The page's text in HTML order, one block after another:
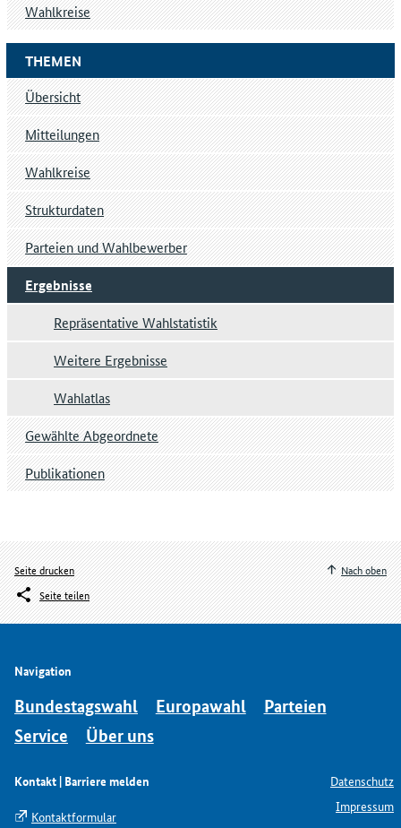
THEMEN
Übersicht
Mitteilungen
Wahlkreise
Strukturdaten
Parteien und Wahlbewerber
Ergebnisse
Repräsentative Wahlstatistik
Weitere Ergebnisse
Wahlatlas
Gewählte Abgeordnete
Publikationen
Wahlkreise
Seite drucken
Seite teilen
Nach oben
Navigation
Bundestagswahl Europawahl
Parteien
Service
Über uns
Kontakt | Barriere melden
Kontaktformular
Datenschutz
Impressum